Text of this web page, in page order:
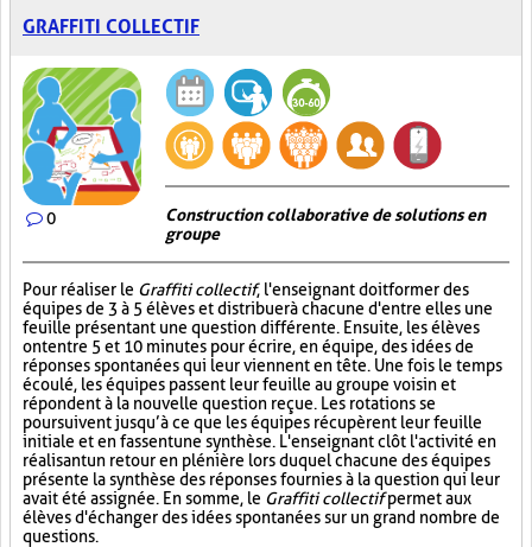
GRAFFITI COLLECTIF
0
Construction collaborative de solutions en
groupe
Pour réaliser le Graffiti collectif, l'enseignant doit former des
équipes de 3 à 5 élèves et distribuer à chacune d'entre elles une
feuille présentant une question différente. Ensuite, les élèves
ont entre 5 et 10 minutes pour écrire, en équipe, des idées de
réponses spontanées qui leur viennent en tête. Une fois le temps
écoulé, les équipes passent leur feuille au groupe voisin et
répondent à la nouvelle question reçue. Les rotations se
poursuivent jusqu’à ce que les équipes récupèrent leur feuille
initiale et en fassent une synthèse. L'enseignant clôt l'activité en
réalisant un retour en plénière lors duquel chacune des équipes
présente la synthèse des réponses fournies à la question qui leur
avait été assignée. En somme, le Graffiti collectifpermet aux
élèves d'échanger des idées spontanées sur un grand nombre de
questions.